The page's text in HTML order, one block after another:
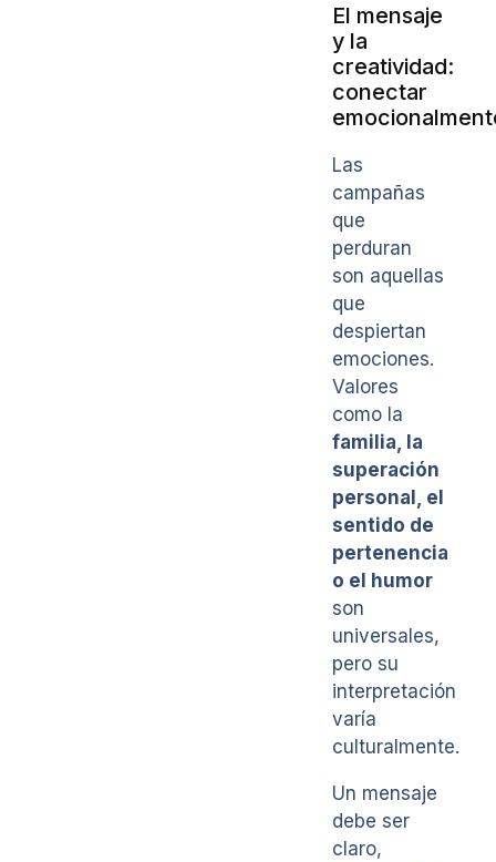
El mensaje
y la
creatividad:
conectar
Las
campañas
que
perduran
son aquellas
que
despiertan
emociones.
Valores
como la
familia, la
superación
personal, el
sentido de
pertenencia
o el humor
son
universales,
pero su
interpretación
varía
culturalmente.
Un mensaje
debe ser
claro,